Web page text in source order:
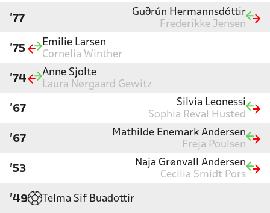
'77
Guðrún Hermannsdóttir
Frederikke Jensen
'75
Emilie Larsen
Cornelia Winther
'74
Anne Sjolte
Laura Nørgaard Gewitz
'67
Silvia Leonessi
Sophia Reval Husted
'67
Mathilde Enemark Andersen
Freja Poulsen
'53
Naja Grønvall Andersen
Cecilia Smidt Pors
'49 Telma Sif Buadottir